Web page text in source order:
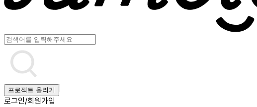
프로젝트 올리기
로그인/회원가입